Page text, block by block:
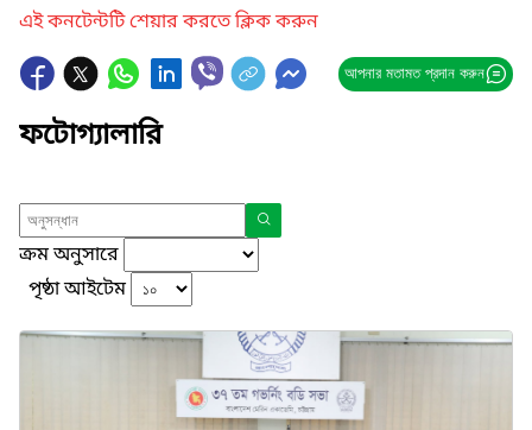
এই কনটেন্টটি শেয়ার করতে ক্লিক করুন
আপনার মতামত প্রদান করুন
ফটোগ্যালারি
ক্রম অনুসারে
পৃষ্ঠা আইটেম